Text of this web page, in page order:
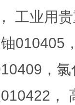
工业用
010405
，
，